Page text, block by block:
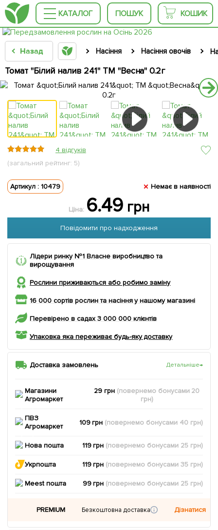
КАТАЛОГ ПОШУК КОШИК
Назад Насіння Насіння овочів
Томат "Білий налив 241" ТМ "Весна" 0.2г
4 відгуків
(загальний рейтинг: 5)
Артикул : 10479 Немає в наявності
Ціна: 6.49грн
Повідомити про надходження
Лідери ринку №1 Власне виробництво та
вирощування
Рослини приживаються або робимо заміну
16 000 сортів рослин та насіння у нашому магазині
Перевірено в садах 3 000 000 клієнтів
Упаковка яка переживає будь-яку доставку
Доставка замовлень Детальніше→
Магазини
Агромаркет
29 грн (повернемобонусами 20
грн)
ПВЗ
Агромаркет
109 грн (повернемо бонусами 40 грн)
Нова пошта 119 грн (повернемо бонусами 25 грн)
Укрпошта 119 грн (повернемо бонусами35 грн)
Meest пошта 99 грн (повернемо бонусами 25 грн)
PREMIUM Безкоштовна доставка Дізнатися